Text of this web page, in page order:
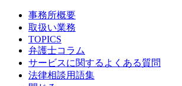
事務所概要
取扱い業務
TOPICS
弁護士コラム
サービスに関するよくある質問
法律相談用語集